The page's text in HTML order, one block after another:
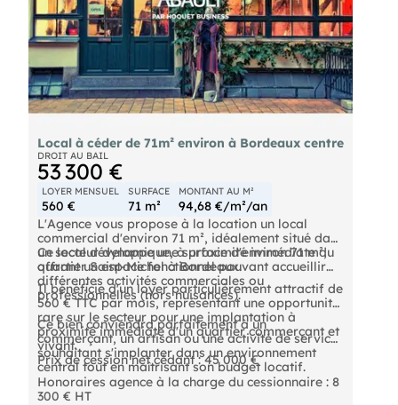
Local à céder de 71m² environ à Bordeaux centre
DROIT AU BAIL
53 300 €
LOYER MENSUEL
560 €
SURFACE
71 m²
MONTANT AU M²
94,68 €/m²/an
L'Agence vous propose à la location un local
commercial d'environ 71 m², idéalement situé dans
un secteur dynamique, à proximité immédiate du
quartier Saint-Michel à Bordeaux.
Ce local développe une surface d'environ 71 m²,
offrant un espace fonctionnel pouvant accueillir
différentes activités commerciales ou
professionnelles (hors nuisances).
Il bénéficie d'un loyer particulièrement attractif de
560 € TTC par mois, représentant une opportunité
rare sur le secteur pour une implantation à
proximité immédiate d'un quartier commerçant et
vivant.
Ce bien conviendra parfaitement à un
commerçant, un artisan ou une activité de services
souhaitant s'implanter dans un environnement
central tout en maîtrisant son budget locatif.
Prix de cession net cédant : 45 000 €
Honoraires agence à la charge du cessionnaire : 8
300 € HT